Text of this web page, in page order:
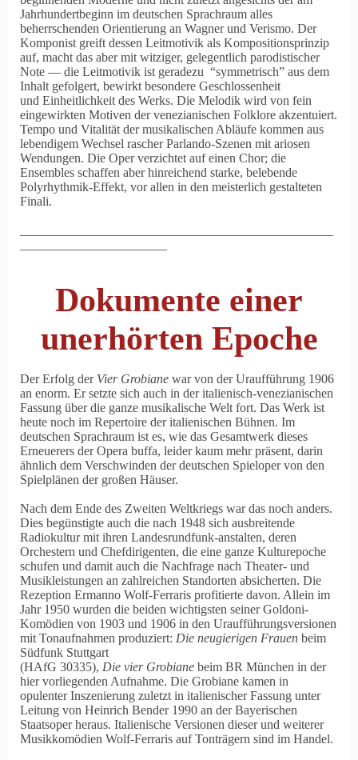
Jahrhundertbeginn im deutschen Sprachraum alles
beherrschenden Orientierung an Wagner und Verismo. Der
Komponist greift dessen Leitmotivik als Kompositionsprinzip
auf, macht das aber mit witziger, gelegentlich parodistischer
Note — die Leitmotivik ist geradezu
symmetrisch
aus dem
Inhalt gefolgert, bewirkt besondere Geschlossenheit
und Einheitlichkeit des Werks. Die Melodik wird von fein
eingewirkten Motiven der venezianischen Folklore akzentuiert.
Tempo und Vitalität der musikalischen Abläufe kommen aus
lebendigem Wechsel rascher Parlando-Szenen mit ariosen
Wendungen. Die Oper verzichtet auf einen Chor; die
Ensembles schaffen aber hinreichend starke, belebende
Polyrhythmik-Effekt, vor allen in den meisterlich gestalteten
Finali.
Dokumente einer
unerhörten Epoche
Der Erfolg der Vier Grobiane war von der Uraufführung 1906
an enorm. Er setzte sich auch in der italienisch-venezianischen
Fassung über die ganze musikalische Welt fort. Das Werk ist
heute noch im Repertoire der italienischen Bühnen. Im
deutschen Sprachraum ist es, wie das Gesamtwerk dieses
Erneuerers der Opera buffa, leider kaum mehr präsent, darin
ähnlich dem Verschwinden der deutschen Spieloper von den
Spielplänen der großen Häuser.
Nach dem Ende des Zweiten Weltkriegs war das noch anders.
Dies begünstigte auch die nach 1948 sich ausbreitende
Radiokultur mit ihren Landesrundfunk-anstalten, deren
Orchestern und Chefdirigenten, die eine ganze Kulturepoche
schufen und damit auch die Nachfrage nach Theater- und
Musikleistungen an zahlreichen Standorten absicherten. Die
Rezeption Ermanno Wolf-Ferraris profitierte davon. Allein im
Jahr 1950 wurden die beiden wichtigsten seiner Goldoni-
Komödien von 1903 und 1906 in den Uraufführungsversionen
mit Tonaufnahmen produziert: Die neugierigen Frauen beim
Südfunk Stuttgart
(HAfG 30335), Die vier Grobiane beim BR München in der
hier vorliegenden Aufnahme. Die Grobiane kamen in
opulenter Inszenierung zuletzt in italienischer Fassung unter
Leitung von Heinrich Bender 1990 an der Bayerischen
Staatsoper heraus. Italienische Versionen dieser und weiterer
Musikkomödien Wolf-Ferraris auf Tonträgern sind im Handel.